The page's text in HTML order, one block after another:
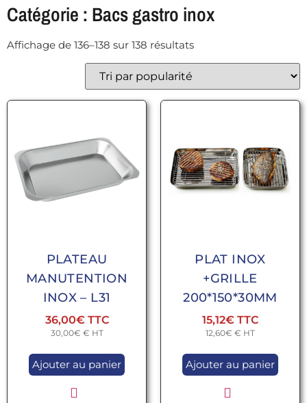
Catégorie : Bacs gastro inox
Affichage de 136–138 sur 138 résultats
PLATEAU
MANUTENTION
INOX – L31
36,00€
30,00€ € HT
Ajouter au panier
PLAT INOX
+GRILLE
200*150*30MM
15,12€
12,60€ € HT
Ajouter au panier